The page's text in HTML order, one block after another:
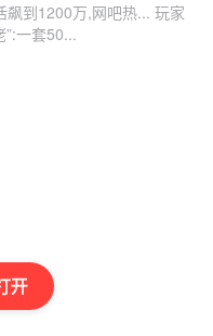
开
飙到1200万,网吧热... 玩家
一套50...